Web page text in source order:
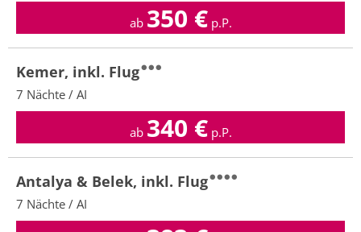
ab 350 € p.P.
Kemer, inkl. Flug
7 Nächte / AI
ab 340 € p.P.
Antalya & Belek, inkl. Flug
7 Nächte / AI